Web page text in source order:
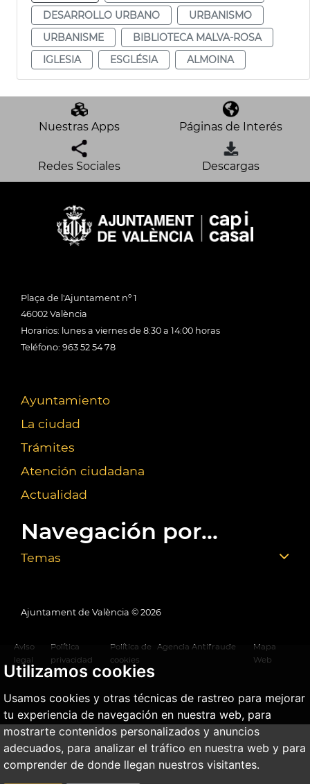
Utilizamos cookies
Usamos cookies y otras técnicas de rastreo para mejorar
tu experiencia de navegación en nuestra web, para
mostrarte contenidos personalizados y anuncios
adecuados, para analizar el tráfico en nuestra web y para
comprender de donde llegan nuestros visitantes.
DESARROLLO URBANO
URBANISMO
URBANISME
BIBLIOTECA MALVA-ROSA
IGLESIA
ESGLÉSIA ALMOINA
Nuestras Apps Páginas de Interés
Redes Sociales Descargas
Plaça de l'Ajuntament nº 1
46002 València
Horarios: lunes a viernes de 8:30 a 14:00 horas
Teléfono: 963 52 54 78
Ayuntamiento
La ciudad
Trámites
Atención ciudadana
Actualidad
Navegación por...
Temas
Ajuntament de València © 2026
Aviso
legal
Política
privacidad
Política de
cookies
Agencia Antifraude
Mapa
Web